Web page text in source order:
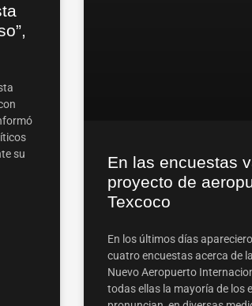
su
En las encuestas
proyecto de
Texcoco
En los últimos días
cuatro encuestas acerca de
Nuevo Aeropuerto
todas ellas la mayoría de los